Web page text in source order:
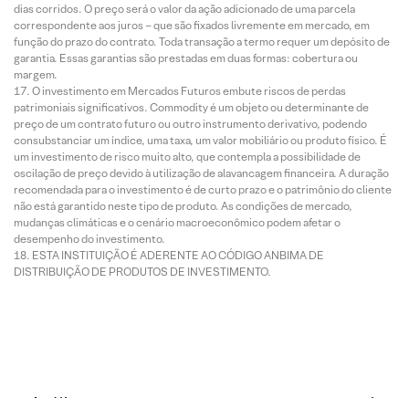
dias corridos. O preço será o valor da ação adicionado de uma parcela
correspondente aos juros – que são fixados livremente em mercado, em
função do prazo do contrato. Toda transação a termo requer um depósito de
garantia. Essas garantias são prestadas em duas formas: cobertura ou
margem.
O investimento em Mercados Futuros embute riscos de perdas
patrimoniais significativos. Commodity é um objeto ou determinante de
preço de um contrato futuro ou outro instrumento derivativo, podendo
consubstanciar um índice, uma taxa, um valor mobiliário ou produto físico. É
um investimento de risco muito alto, que contempla a possibilidade de
oscilação de preço devido à utilização de alavancagem financeira. A duração
recomendada para o investimento é de curto prazo e o patrimônio do cliente
não está garantido neste tipo de produto. As condições de mercado,
mudanças climáticas e o cenário macroeconômico podem afetar o
desempenho do investimento.
ESTA INSTITUIÇÃO É ADERENTE AO CÓDIGO ANBIMA DE
DISTRIBUIÇÃO DE PRODUTOS DE INVESTIMENTO.